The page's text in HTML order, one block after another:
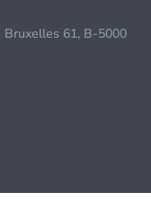
61, B-5000